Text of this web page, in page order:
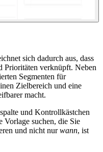
sich dadurch aus, dass
Prioritäten verknüpft. Neben
Segmenten für
Zielbereich und eine
macht.
und Kontrollkästchen
Vorlage suchen, die Sie
und nicht nurwann, ist